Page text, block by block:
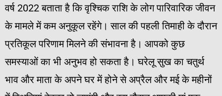
वर्ष 2022 बताता है कि वृश्चिक राशि के लोग पारिवारिक जीवन
के मामले में कम अनुकूल रहेंगे। साल की पहली तिमाही के दौरान
प्रतिकूल परिणाम मिलने की संभावना है। आपको कुछ
समस्याओं का भी अनुभव हो सकता है। घरेलू सुख का चतुर्थ
भाव और माता के अपने घर में होने से अप्रैल और मई के महीनों